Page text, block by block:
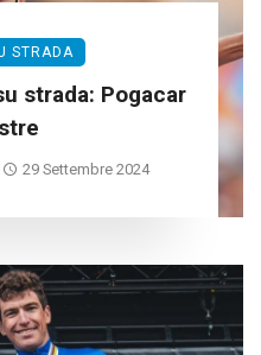
STRADA
strada: Pogacar
29 Settembre 2024